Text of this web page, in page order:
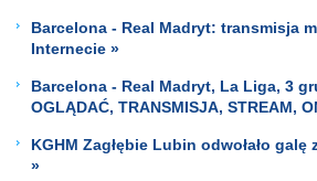
Barcelona - Real Madryt: transmisja
Internecie »
Barcelona - Real Madryt, La Liga, 3
OGLĄDAĆ, TRANSMISJA, STREAM,
KGHM Zagłębie Lubin odwołało
»